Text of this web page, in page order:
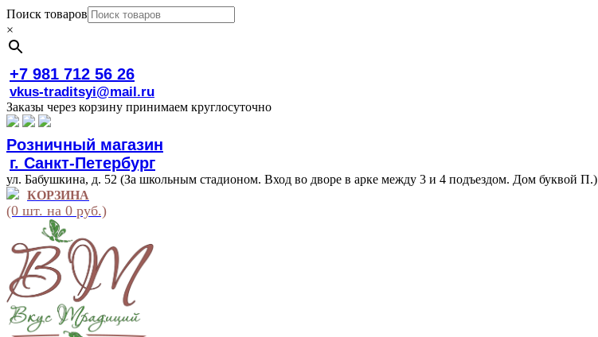
Поиск товаров
×
+7 981 712 56 26
vkus-traditsyi@mail.ru
Заказы через корзину принимаем круглосуточно
Розничный магазин
г. Санкт-Петербург
ул. Бабушкина, д. 52 (За школьным стадионом. Вход во дворе в арке между 3 и 4 подъездом. Дом буквой П.)
КОРЗИНА
(0 шт. на 0 руб.)